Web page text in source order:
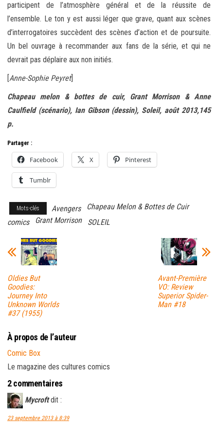
participent de l’atmosphère général et de la réussite de
l’ensemble. Le ton y est aussi léger que grave, quant aux scènes
d’interrogatoires succèdent des scènes d’action et de poursuite.
Un bel ouvrage à recommander aux fans de la série, et qui ne
devrait pas déplaire aux non initiés.
[Anne-Sophie Peyret]
Chapeau melon & bottes de cuir, Grant Morrison & Anne
Caulfield (scénario), Ian Gibson (dessin), Soleil, août 2013,145
p.
Partager :
Facebook X Pinterest
Tumblr
Mots-clés Avengers
Chapeau Melon & Bottes de Cuir
comics
Grant Morrison SOLEIL
Oldies But
Goodies:
Journey Into
Unknown Worlds
#37 (1955)
Avant-Première
VO: Review
Superior Spider-
Man #18
À propos de l’auteur
Comic Box
Le magazine des cultures comics
2 commentaires
Mycroft dit :
23 septembre 2013 à 8:39